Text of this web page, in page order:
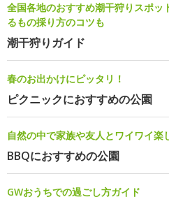
全国各地のおすすめ潮干狩りスポッ
るもの採り方のコツも
潮干狩りガイド
春のお出かけにピッタリ！
ピクニックにおすすめの公園
自然の中で家族や友人とワイワイ楽
BBQにおすすめの公園
GWおうちでの過ごし方ガイド